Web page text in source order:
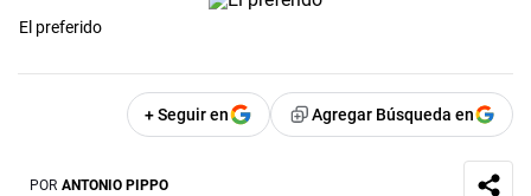
El preferido
+ Seguir en Agregar Búsqueda en
POR ANTONIO PIPPO